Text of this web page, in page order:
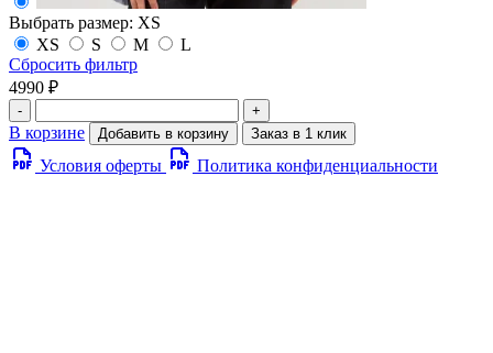
Выбрать размер: XS
XS
S M
L
Сбросить фильтр
4990 ₽
- +
В корзине Добавить в корзину Заказ в 1 клик
Условия оферты Политика конфиденциальности